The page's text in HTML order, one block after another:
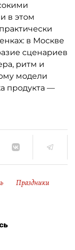
в этом
в Москве
сценариев
ритм и
модели
продукта —
Праздники